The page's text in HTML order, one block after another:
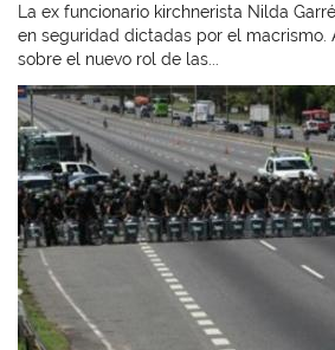
La ex funcionario kirchnerista Nilda
en seguridad dictadas por el macrismo.
sobre el nuevo rol de las...
Imagen